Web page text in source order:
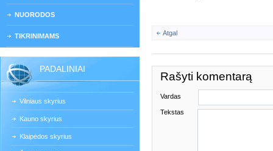
NUORODOS
TIKRINIMAMS
PADALINIAI
Vilniaus skyrius
Kauno skyrius
Klaipėdos skyrius
Atgal
Rašyti komentarą
Vardas
Tekstas